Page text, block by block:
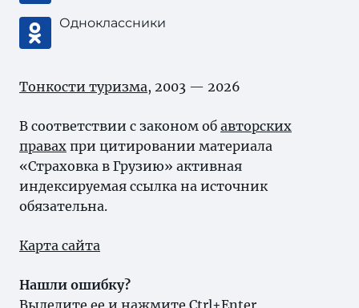
Одноклассники
Тонкости туризма, 2003 — 2026
В соответствии с законом об авторских
правах при цитировании материала
«Страховка в Грузию» активная
индексируемая ссылка на источник
обязательна.
Карта сайта
Нашли ошибку?
Выделите ее и нажмите Ctrl+Enter